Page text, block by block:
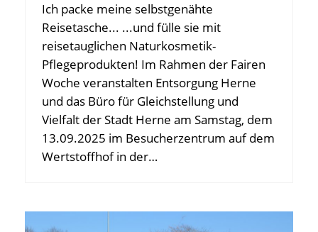
Ich packe meine selbstgenähte
Reisetasche... ...und fülle sie mit
reisetauglichen Naturkosmetik-
Pflegeprodukten! Im Rahmen der Fairen
Woche veranstalten Entsorgung Herne
und das Büro für Gleichstellung und
Vielfalt der Stadt Herne am Samstag, dem
13.09.2025 im Besucherzentrum auf dem
Wertstoffhof in der…